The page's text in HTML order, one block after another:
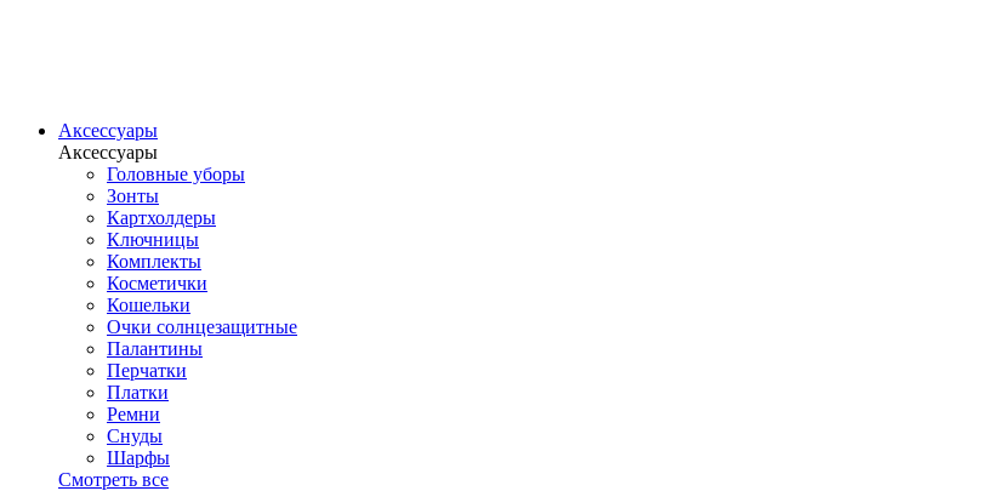
Аксессуары
Аксессуары
Головные уборы
Зонты
Картхолдеры
Ключницы
Комплекты
Косметички
Кошельки
Очки солнцезащитные
Палантины
Перчатки
Платки
Ремни
Снуды
Шарфы
Смотреть все